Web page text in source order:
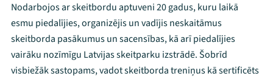
Nodarbojos ar skeitbordu aptuveni 20 gadus, kuru laikā
esmu piedalījies, organizējis un vadījis neskaitāmus
skeitborda pasākumus un sacensības, kā arī piedalījies
vairāku nozīmīgu Latvijas skeitparku izstrādē. Šobrīd
visbiežāk sastopams, vadot skeitborda treniņus kā sertificēts